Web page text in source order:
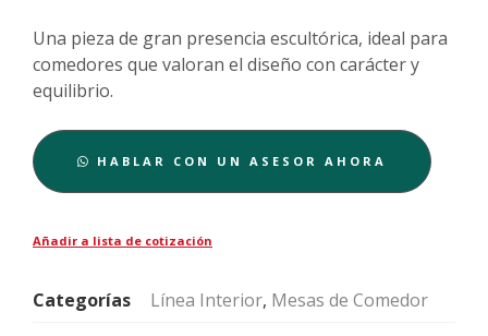
Una pieza de gran presencia escultórica, ideal para
comedores que valoran el diseño con carácter y
equilibrio.
HABLAR CON UN ASESOR AHORA
Añadir a lista de cotización
Categorías Línea Interior, Mesas de Comedor